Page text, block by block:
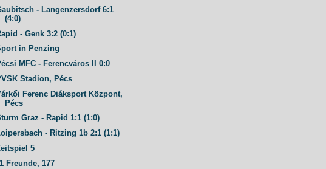
- Langenzersdorf 6:1
(4:0)
- Genk 3:2 (0:1)
in Penzing
MFC - Ferencváros II 0:0
Stadion, Pécs
Ferenc Diáksport Központ,
Pécs
Graz - Rapid 1:1 (1:0)
- Ritzing 1b 2:1 (1:1)
5
Freunde, 177